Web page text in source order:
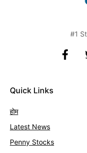
#1
Quick Links
होम
Latest News
Penny Stocks